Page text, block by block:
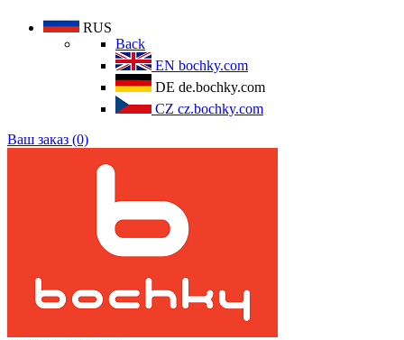
RUS
Back
EN bochky.com
DE de.bochky.com
CZ cz.bochky.com
Ваш заказ (0)